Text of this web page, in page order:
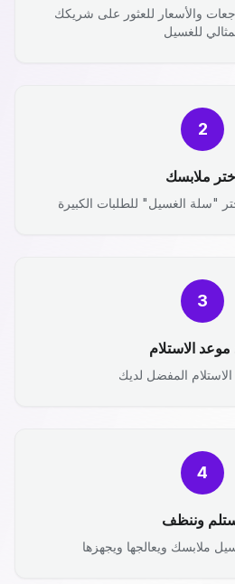
والأسعار للعثور على شريكك
للغسيل
2
ملابسك
"سلة الغسيل" للطلبات الكبيرة
3
الاستلام
المفضل لديك
4
وننظف
ملابسك ويعالجها ويجهزها